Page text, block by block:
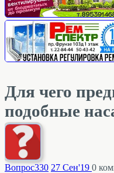
Для чего
подобные
Вопрос330 27 Сен'19 0